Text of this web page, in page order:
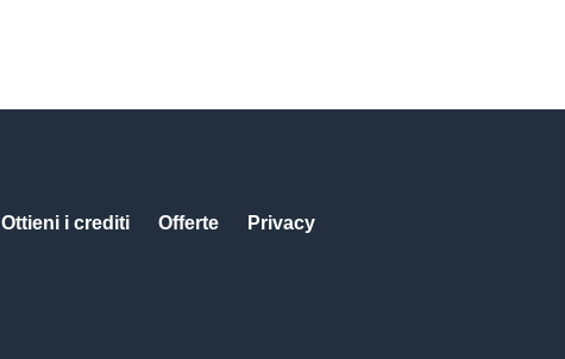
Ottieni i crediti Offerte Privacy